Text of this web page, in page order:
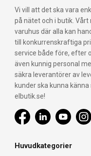
Vi vill att det ska vara
på nätet och i butik.
varuhus där alla kan
till konkurrenskraftiga
service både före, efter
även kunnig personal
säkra leverantörer av
kunder ska kunna
elbutik.se!
Huvudkategorier